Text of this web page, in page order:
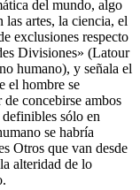
del mundo, algo
las artes, la ciencia, el
exclusiones respecto
Divisiones» (Latour
humano), y señala el
el hombre se
concebirse ambos
sólo en
se habría
Otros que van desde
alteridad de lo